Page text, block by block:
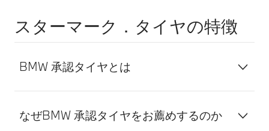
スターマーク．タイヤの特徴
BMW 承認タイヤとは
なぜBMW 承認タイヤをお薦めするのか